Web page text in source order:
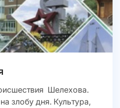
Шелехова.
злобу дня. Культура,